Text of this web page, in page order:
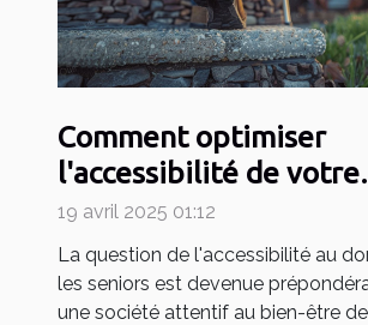
Comment optimiser
l'accessibilité de votre
domicile pour seniors
19 avril 2025 01:12
La question de l'accessibilité au
les seniors est devenue
une société attentif au bien-être